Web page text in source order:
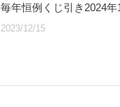
毎年恒例くじ引き2024年
2023/12/15